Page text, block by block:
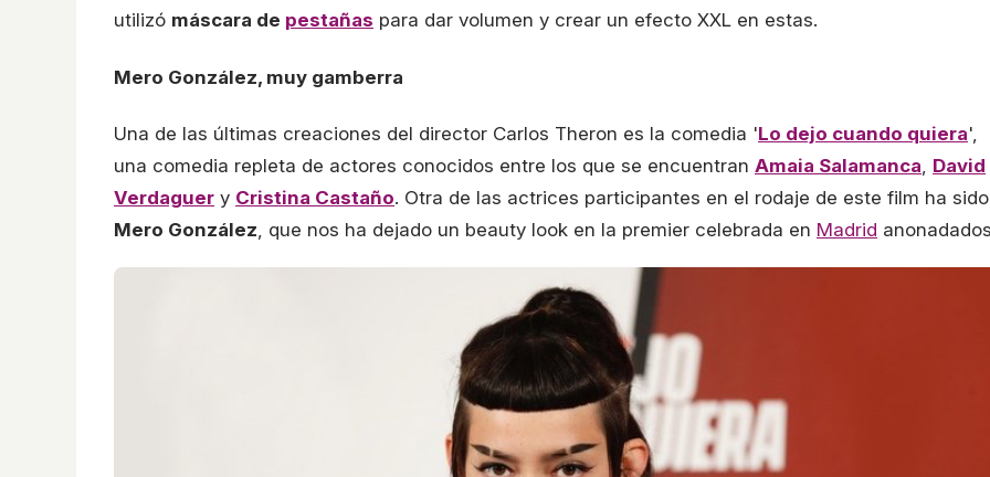
utilizó máscara de pestañas para dar volumen y crear un efecto XXL en estas.
Mero González, muy gamberra
Una de las últimas creaciones del director Carlos Theron es la comedia 'Lo dejo cuando quiera',
una comedia repleta de actores conocidos entre los que se encuentran Amaia Salamanca, David
Verdaguer y Cristina Castaño. Otra de las actrices participantes en el rodaje de este film ha sido
Mero González, que nos ha dejado un beauty look en la premier celebrada en Madrid